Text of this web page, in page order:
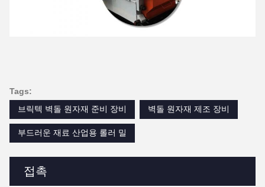
접촉
Tags:
브릭텍 벽돌 원자재 준비 장비
벽돌 원자재 제조 장비
부드러운 재료 산업용 롤러 밀